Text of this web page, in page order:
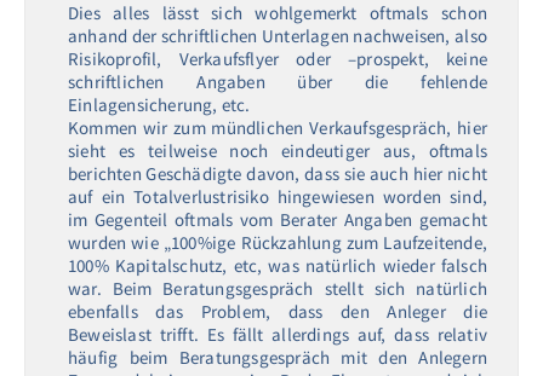
Dies alles lässt sich wohlgemerkt oftmals schon
anhand der schriftlichen Unterlagen nachweisen, also
Risikoprofil, Verkaufsflyer oder –prospekt, keine
schriftlichen Angaben über die fehlende
Einlagensicherung, etc.
Kommen wir zum mündlichen Verkaufsgespräch, hier
sieht es teilweise noch eindeutiger aus, oftmals
berichten Geschädigte davon, dass sie auch hier nicht
auf ein Totalverlustrisiko hingewiesen worden sind,
im Gegenteil oftmals vom Berater Angaben gemacht
wurden wie „100%ige Rückzahlung zum Laufzeitende,
100% Kapitalschutz, etc, was natürlich wieder falsch
war. Beim Beratungsgespräch stellt sich natürlich
ebenfalls das Problem, dass den Anleger die
Beweislast trifft. Es fällt allerdings auf, dass relativ
häufig beim Beratungsgespräch mit den Anlegern